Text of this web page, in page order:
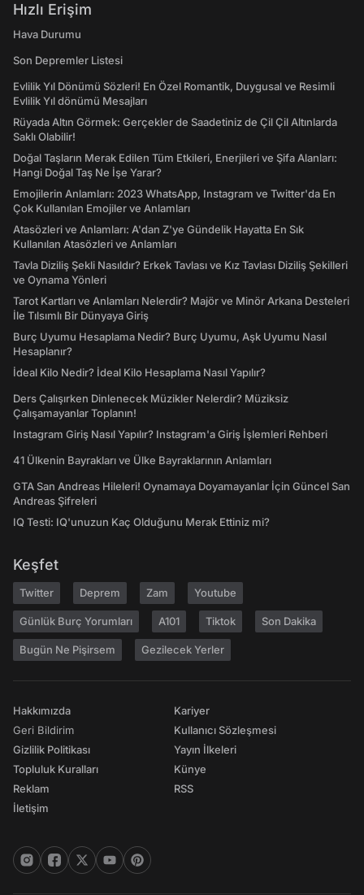
Hızlı Erişim
Hava Durumu
Son Depremler Listesi
Evlilik Yıl Dönümü Sözleri! En Özel Romantik, Duygusal ve Resimli
Evlilik Yıl dönümü Mesajları
Rüyada Altın Görmek: Gerçekler de Saadetiniz de Çil Çil Altınlarda
Saklı Olabilir!
Doğal Taşların Merak Edilen Tüm Etkileri, Enerjileri ve Şifa Alanları:
Hangi Doğal Taş Ne İşe Yarar?
Emojilerin Anlamları: 2023 WhatsApp, Instagram ve Twitter'da En
Çok Kullanılan Emojiler ve Anlamları
Atasözleri ve Anlamları: A'dan Z'ye Gündelik Hayatta En Sık
Kullanılan Atasözleri ve Anlamları
Tavla Diziliş Şekli Nasıldır? Erkek Tavlası ve Kız Tavlası Diziliş Şekilleri
ve Oynama Yönleri
Tarot Kartları ve Anlamları Nelerdir? Majör ve Minör Arkana Desteleri
İle Tılsımlı Bir Dünyaya Giriş
Burç Uyumu Hesaplama Nedir? Burç Uyumu, Aşk Uyumu Nasıl
Hesaplanır?
İdeal Kilo Nedir? İdeal Kilo Hesaplama Nasıl Yapılır?
Ders Çalışırken Dinlenecek Müzikler Nelerdir? Müziksiz
Çalışamayanlar Toplanın!
Instagram Giriş Nasıl Yapılır? Instagram'a Giriş İşlemleri Rehberi
41 Ülkenin Bayrakları ve Ülke Bayraklarının Anlamları
GTA San Andreas Hileleri! Oynamaya Doyamayanlar İçin Güncel San
Andreas Şifreleri
IQ Testi: IQ'unuzun Kaç Olduğunu Merak Ettiniz mi?
Keşfet
Twitter Deprem Zam Youtube
Günlük Burç Yorumları A101 Tiktok Son Dakika
Bugün Ne Pişirsem Gezilecek Yerler
Hakkımızda
Geri Bildirim
Gizlilik Politikası
Topluluk Kuralları
Reklam
İletişim
Kariyer
Kullanıcı Sözleşmesi
Yayın İlkeleri
Künye
RSS